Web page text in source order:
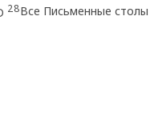
28Все Письменные столы